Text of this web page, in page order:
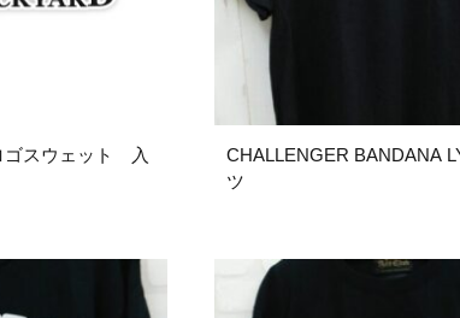
ゴスウェット 入
CHALLENGER BANDANA
ツ